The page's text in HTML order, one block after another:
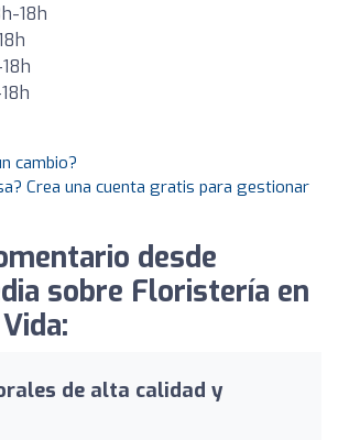
18h
cambio?
Crea una cuenta gratis para gestionar
desde
sobre Floristería en
de alta calidad y